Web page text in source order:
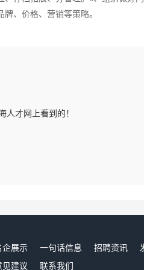
、价格、营销等策略。
人才网上看到的！
企展示 一句话信息 招聘资讯
见建议 联系我们